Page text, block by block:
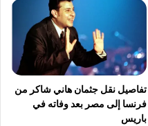
تفاصيل نقل جثمان هاني شاكر من
فرنسا إلى مصر بعد وفاته في
باريس